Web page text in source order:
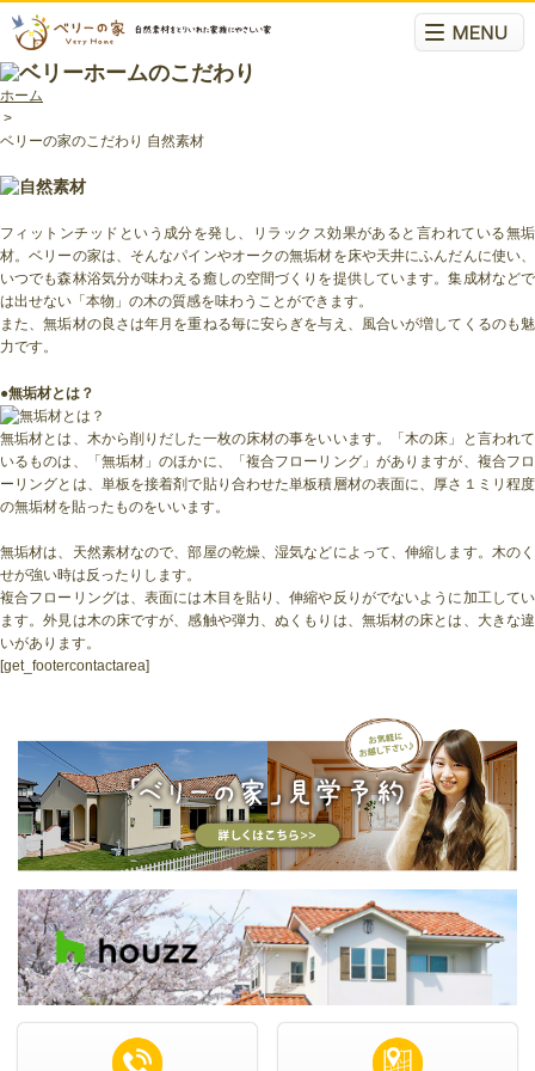
ホーム
>
ベリーの家のこだわり 自然素材
フィットンチッドという成分を発し、リラックス効果があると言われている無垢
材。ベリーの家は、そんなパインやオークの無垢材を床や天井にふんだんに使い、
いつでも森林浴気分が味わえる癒しの空間づくりを提供しています。集成材などで
は出せない「本物」の木の質感を味わうことができます。
また、無垢材の良さは年月を重ねる毎に安らぎを与え、風合いが増してくるのも魅
力です。
●無垢材とは？
無垢材とは、木から削りだした一枚の床材の事をいいます。「木の床」と言われて
いるものは、「無垢材」のほかに、「複合フローリング」がありますが、複合フロ
ーリングとは、単板を接着剤で貼り合わせた単板積層材の表面に、厚さ１ミリ程度
の無垢材を貼ったものをいいます。
無垢材は、天然素材なので、部屋の乾燥、湿気などによって、伸縮します。木のく
せが強い時は反ったりします。
複合フローリングは、表面には木目を貼り、伸縮や反りがでないように加工してい
ます。外見は木の床ですが、感触や弾力、ぬくもりは、無垢材の床とは、大きな違
いがあります。
[get_footercontactarea]